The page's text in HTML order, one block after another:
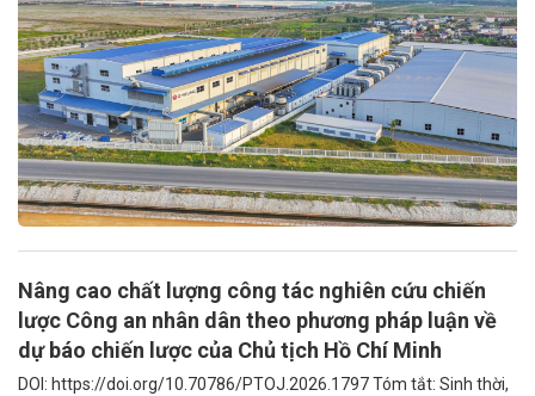
Nâng cao chất lượng công tác nghiên cứu chiến
lược Công an nhân dân theo phương pháp luận về
dự báo chiến lược của Chủ tịch Hồ Chí Minh
DOI: https://doi.org/10.70786/PTOJ.2026.1797 Tóm tắt: Sinh thời,